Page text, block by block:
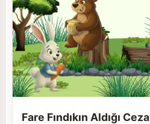
Fare Fındıkın Aldığı Ceza